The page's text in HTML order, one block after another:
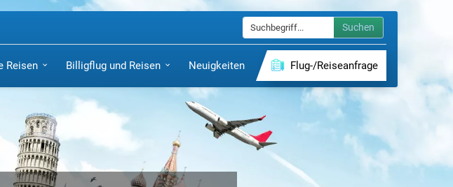
Suchen
Reisen Billigflug und Reisen Neuigkeiten Flug-/Reiseanfrage